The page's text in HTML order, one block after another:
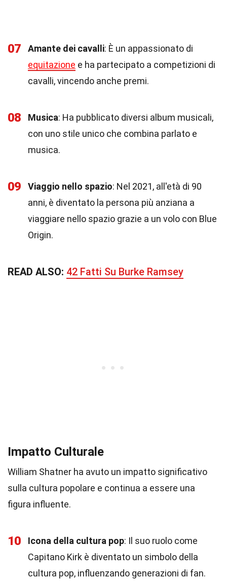
07 Amante dei cavalli: È un appassionato di
equitazione e ha partecipato a competizioni di
cavalli, vincendo anche premi.
08 Musica: Ha pubblicato diversi album musicali,
con uno stile unico che combina parlato e
musica.
09 Viaggio nello spazio: Nel 2021, all'età di 90
anni, è diventato la persona più anziana a
viaggiare nello spazio grazie a un volo con Blue
Origin.
READ ALSO: 42 Fatti Su Burke Ramsey
Impatto Culturale
William Shatner ha avuto un impatto significativo
sulla cultura popolare e continua a essere una
figura influente.
10 Icona della cultura pop: Il suo ruolo come
Capitano Kirk è diventato un simbolo della
cultura pop, influenzando generazioni di fan.